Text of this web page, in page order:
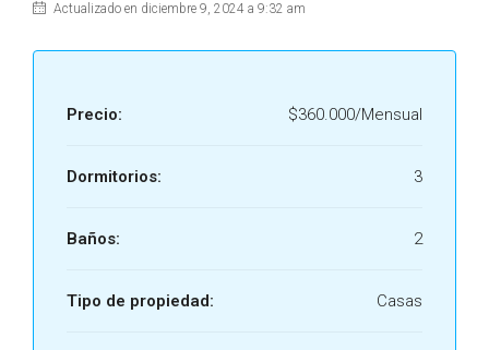
Actualizado en diciembre 9, 2024 a 9:32 am
Precio: $360.000/Mensual
Dormitorios: 3
Baños: 2
Tipo de propiedad: Casas